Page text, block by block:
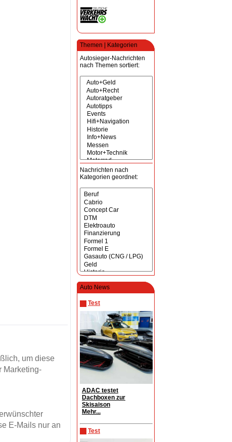
Themen | Kategorien
Autosieger-Nachrichten
nach Themen sortiert:
Nachrichten nach
Kategorien geordnet:
Auto News
Test
ADAC testet
Dachboxen zur
Skisaison
Mehr...
Test
um diese
Marketing-
E-Mails nur an